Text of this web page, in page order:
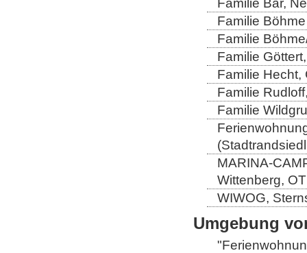
Familie
Familie
Familie
Familie Hecht,
Familie
Familie
MARINA-
Wittenberg,
WIWOG,
Umgebung